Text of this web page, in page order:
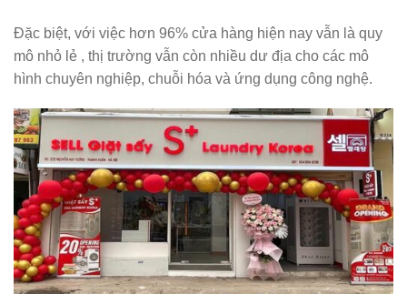
Đặc biệt, với việc hơn 96% cửa hàng hiện nay vẫn là quy
mô nhỏ lẻ , thị trường vẫn còn nhiều dư địa cho các mô
hình chuyên nghiệp, chuỗi hóa và ứng dụng công nghệ.